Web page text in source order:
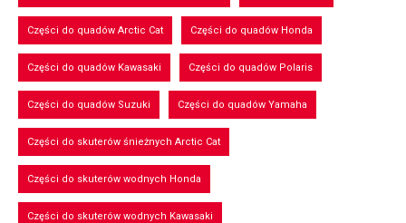
Części do quadów Arctic Cat Części do quadów Honda
Części do quadów Kawasaki Części do quadów Polaris
Części do quadów Suzuki Części do quadów Yamaha
Części do skuterów śnieżnych Arctic Cat
Części do skuterów wodnych Honda
Części do skuterów wodnych Kawasaki